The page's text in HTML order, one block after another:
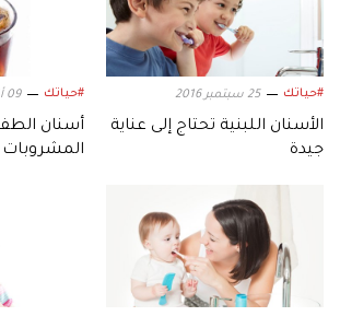
#حياتك 25 سبتمبر 2016
الأسنان اللبنية تحتاج إلى عناية
جيدة
#حياتك 09 أكتوبر 2015
أسنان
المشروبات